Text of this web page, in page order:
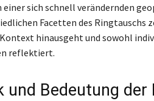
sich schnell verändernden
Facetten des Ringtauschs
hinausgeht und sowohl
reflektiert.
und Bedeutung der